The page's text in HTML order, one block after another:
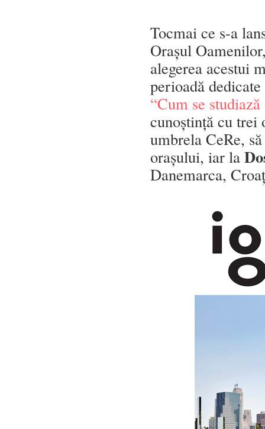
Tocmai ce s-a
Orașul
alegerea acestui
perioadă
“Cum se
cunoștință cu trei
umbrela CeRe,
orașului, iar la
Danemarca,